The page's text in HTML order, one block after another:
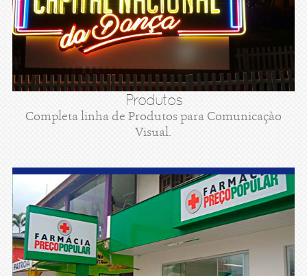
Produtos
Completa linha de Produtos para Comunicaçào
Visual.